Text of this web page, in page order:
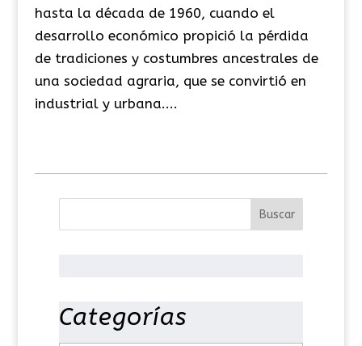
hasta la década de 1960, cuando el
desarrollo económico propició la pérdida
de tradiciones y costumbres ancestrales de
una sociedad agraria, que se convirtió en
industrial y urbana....
Categorías